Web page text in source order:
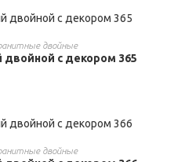
двойные
с декором 365
двойные